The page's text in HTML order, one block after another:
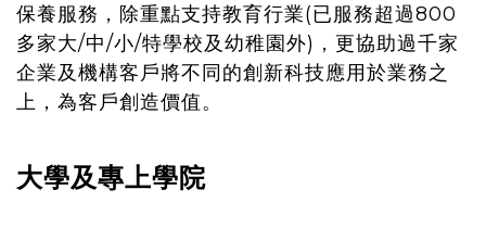
保養服務，除重點支持教育行業(已服務超過800
多家大/中/小/特學校及幼稚園外)，更協助過千家
企業及機構客戶將不同的創新科技應用於業務之
上，為客戶創造價值。
大學及專上學院